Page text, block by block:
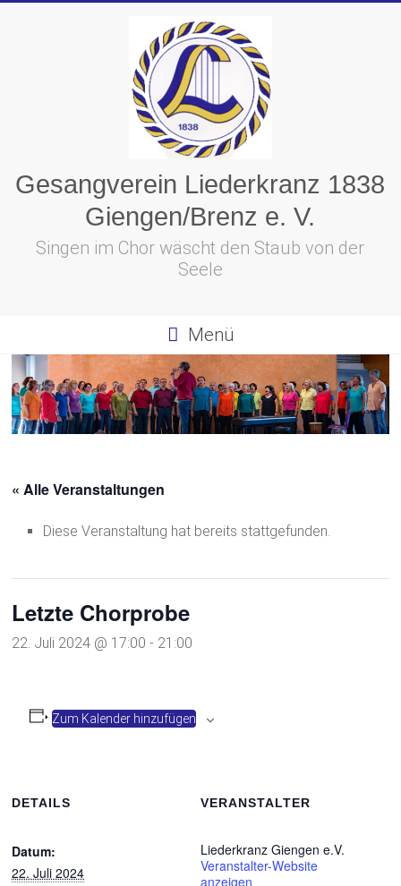
Gesangverein Liederkranz 1838
Giengen/Brenz e. V.
Singen im Chor wäscht den Staub von der
Seele
Menü
« Alle Veranstaltungen
Diese Veranstaltung hat bereits stattgefunden.
Letzte Chorprobe
22. Juli 2024 @ 17:00 - 21:00
Zum Kalender hinzufügen
DETAILS
Datum:
22. Juli 2024
VERANSTALTER
Liederkranz Giengen e.V.
Veranstalter-Website
anzeigen